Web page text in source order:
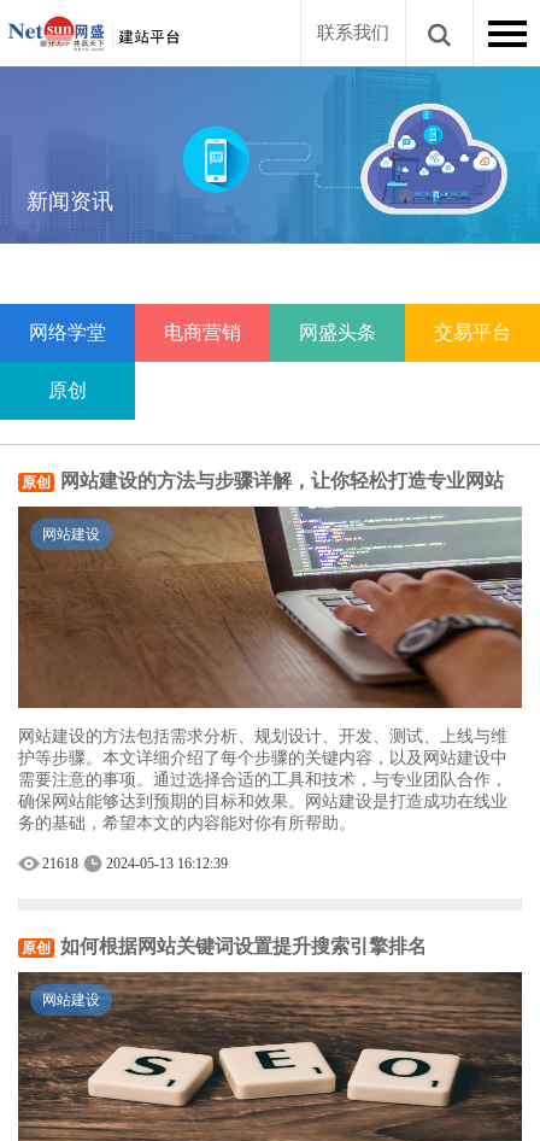
联系我们
新闻资讯
网络学堂 电商营销 网盛头条 交易平台
原创
原创 网站建设的方法与步骤详解，让你轻松打造专业网站
网站建设
网站建设的方法包括需求分析、规划设计、开发、测试、上线与维
护等步骤。本文详细介绍了每个步骤的关键内容，以及网站建设中
需要注意的事项。通过选择合适的工具和技术，与专业团队合作，
确保网站能够达到预期的目标和效果。网站建设是打造成功在线业
务的基础，希望本文的内容能对你有所帮助。
21618 2024-05-13 16:12:39
原创 如何根据网站关键词设置提升搜索引擎排名
网站建设